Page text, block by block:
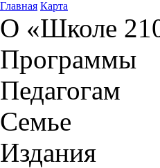
Главная Карта
О «Школе
Программы
Педагогам
Семье
Издания